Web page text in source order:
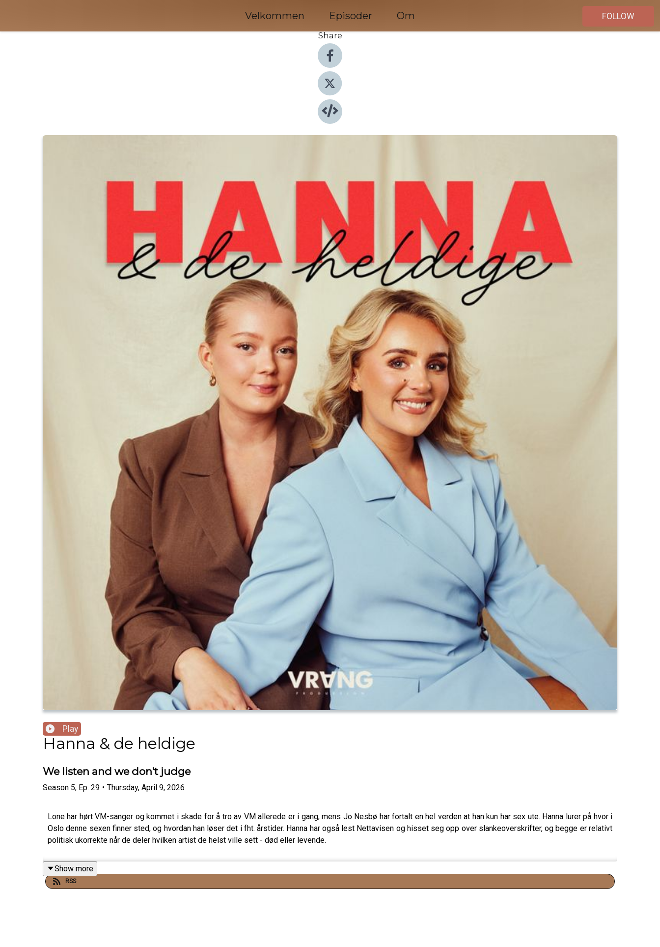
Velkommen Episoder Om
FOLLOW
Share
Play
Hanna & de heldige
We listen and we don't judge
Season 5, Ep. 29 • Thursday, April 9, 2026
Lone har hørt VM-sanger og kommet i skade for å tro av VM allerede er i gang, mens Jo Nesbø har fortalt en hel verden at han kun har sex ute. Hanna lurer på hvor i
Oslo denne sexen finner sted, og hvordan han løser det i fht. årstider. Hanna har også lest Nettavisen og hisset seg opp over slankeoverskrifter, og begge er relativt
politisk ukorrekte når de deler hvilken artist de helst ville sett - død eller levende.
Show more
RSS